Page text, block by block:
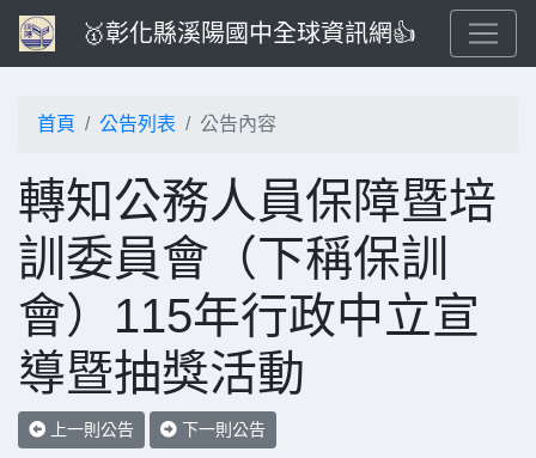
🥇彰化縣溪陽國中全球資訊網👍
首頁 公告列表 公告內容
轉知公務人員保障暨培
訓委員會（下稱保訓
會）115年行政中立宣
導暨抽獎活動
上一則公告 下一則公告